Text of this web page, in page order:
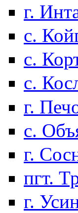
г.
с.
с.
с.
г.
с.
г.
пгт.
г.